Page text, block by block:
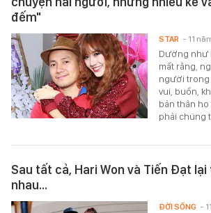
đếm"
Dường như
mất rằng,
người trong
vui, buồn,
bản thân
phải chúng
STAR - 11
Sau tất cả, Hari Won và Tiến Đạt
nhau...
ĐỜI SỐNG -